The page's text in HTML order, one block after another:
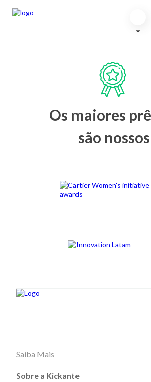
Os maiores
são
Saiba Mais
Sobre a Kickante